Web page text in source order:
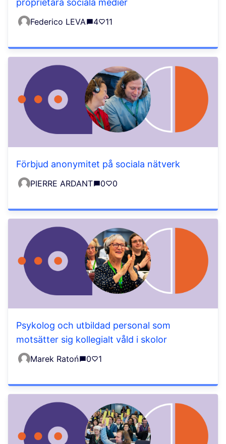
proprietära sociala medier
Federico LEVA 4 11
Förbjud anonymitet på sociala nätverk
PIERRE ARDANT 0 0
Psykolog och utbildad personal som
motsätter sig kollegialt våld i skolor
Marek Ratoń 0 1